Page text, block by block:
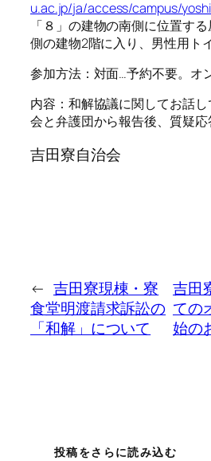
u.ac.jp/ja/access/campus/
「８」の建物の南側に位置す
側の建物2階に入り、男性用ト
参加方法：対面…予約不要。オ
内容：和解協議に関してお話
会と弁護団から報告後、質疑応
吉田寮自治会
← 吉田寮現棟・寮
食堂明渡請求訴訟の
「和解」について
吉田
ての
始の
投稿をさらに読み込む